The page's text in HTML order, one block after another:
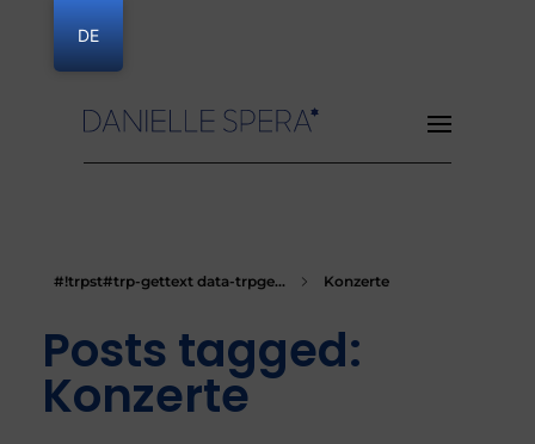
#!trpst#trp-gettext data-trpge... Konzerte
Posts tagged:
Konzerte
DE